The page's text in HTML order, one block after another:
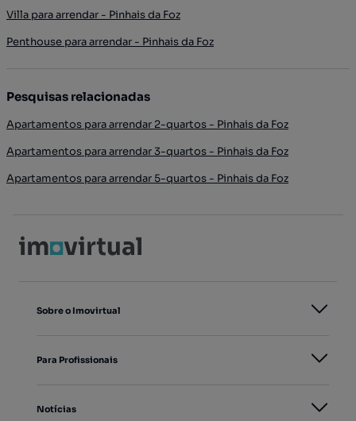
Villa para arrendar - Pinhais da Foz
Penthouse para arrendar - Pinhais da Foz
Pesquisas relacionadas
Apartamentos para arrendar 2-quartos - Pinhais da Foz
Apartamentos para arrendar 3-quartos - Pinhais da Foz
Apartamentos para arrendar 5-quartos - Pinhais da Foz
Sobre o Imovirtual
Para Profissionais
Notícias